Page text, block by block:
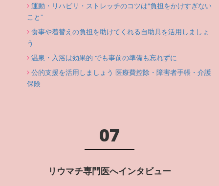
運動・リハビリ・ストレッチのコツは“負担をかけすぎない
こと”
食事や着替えの負担を助けてくれる自助具を活用しましょ
う
温泉・入浴は効果的 でも事前の準備も忘れずに
公的支援を活用しましょう 医療費控除・障害者手帳・介護
保険
07
リウマチ専門医へインタビュー